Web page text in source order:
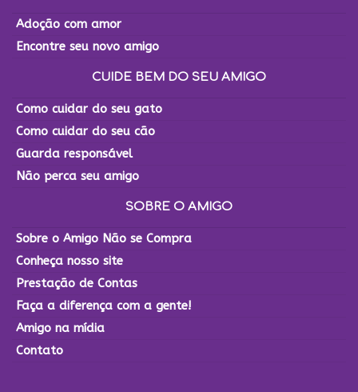
Adoção com amor
Encontre seu novo amigo
CUIDE BEM DO SEU AMIGO
Como cuidar do seu gato
Como cuidar do seu cão
Guarda responsável
Não perca seu amigo
SOBRE O AMIGO
Sobre o Amigo Não se Compra
Conheça nosso site
Prestação de Contas
Faça a diferença com a gente!
Amigo na mídia
Contato